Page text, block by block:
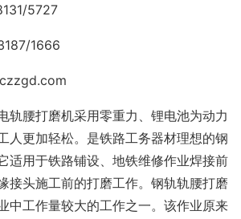
5727
1666
腰打磨机采用零重力、锂电池为动力
人更加轻松。是铁路工务器材理想的钢
适用于铁路铺设、地铁维修作业焊接前
接头施工前的打磨工作。钢轨轨腰打磨
中工作量较大的工作之一。该作业原来